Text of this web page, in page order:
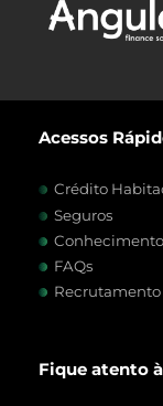
Acessos
Crédito
Seguros
Conhecimento
FAQs
Recrutamento
Fique atento